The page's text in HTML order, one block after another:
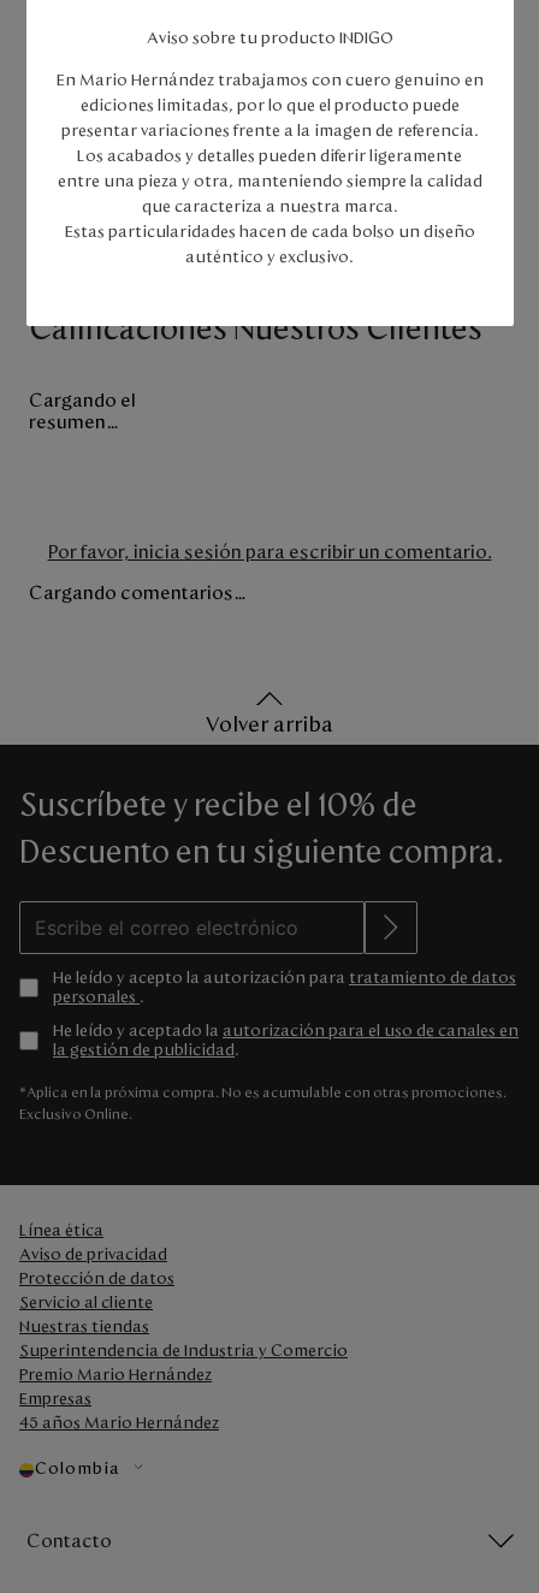
reversión o cancelación de compras online, para ello, el cliente
clic aquípara consultar todas nuestras políticas de envíos,
cambios y devoluciones.
Calificaciones Nuestros Clientes
Cargando el
resumen…
Por favor, inicia sesión para escribir un comentario.
Cargando comentarios…
Volver arriba
Suscríbete y recibe el 10% de
Descuento en tu siguiente compra.
He leído y acepto la autorización para tratamiento de datos
personales .
He leído y aceptado la autorización para el uso de canales en
la gestión de publicidad .
*Aplica en la próxima compra. No es acumulable con otras promociones.
Exclusivo Online.
Línea ética
Aviso de privacidad
Protección de datos
Servicio al cliente
Nuestras tiendas
Superintendencia de Industria y Comercio
Premio Mario Hernández
Empresas
45 años Mario Hernández
Colombia
Contacto
Aviso sobre tu producto INDIGO
En Mario Hernández trabajamos con cuero genuino en
ediciones limitadas, por lo que el producto puede
presentar variaciones frente a la imagen de referencia.
Los acabados y detalles pueden diferir ligeramente
entre una pieza y otra, manteniendo siempre la calidad
que caracteriza a nuestra marca.
Estas particularidades hacen de cada bolso un diseño
auténtico y exclusivo.